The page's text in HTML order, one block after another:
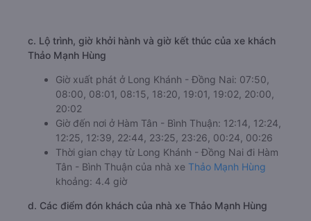
b. Hình ảnh xe Thảo Mạnh Hùng
c. Lộ trình, giờ khởi hành và giờ kết thúc của xe khách
Thảo Mạnh Hùng
Giờ xuất phát ở Long Khánh - Đồng Nai: 07:50,
08:00, 08:01, 08:15, 18:20, 19:01, 19:02, 20:00,
20:02
Giờ đến nơi ở Hàm Tân - Bình Thuận: 12:14, 12:24,
12:25, 12:39, 22:44, 23:25, 23:26, 00:24, 00:26
Thời gian chạy từ Long Khánh - Đồng Nai đi Hàm